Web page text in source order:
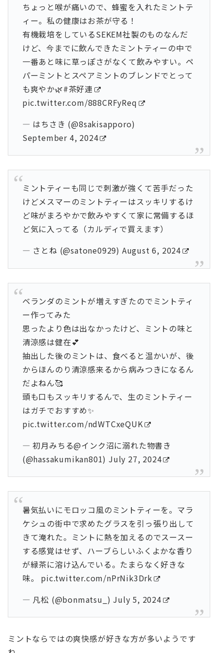
ちょっと喉が痛いので、蜂蜜を入れたミントテ
ィー。私の健康はお茶が守る！
有機栽培をしているSEKEM社製のものなんだ
けど、今までに飲んできたミントティーの中で
一番あと味に草っぽさがなくて飲みやすい。ペ
パーミントとスペアミントのブレンドでとって
も爽やか🌿#茶好連
pic.twitter.com/888CRFyReq
— はちさき (@8sakisapporo)
September 4, 2024
ミントティーも同じで刺激が強くて苦手だった
けどメスマーのミントティーはスッキリするけ
ど味がまろやかで飲みやすくて家に常備するほ
ど気に入ってる（カルディで買えます）
— さとね (@satone0929) August 6, 2024
ベランダのミントが増えすぎたのでミントティ
ー作ってみた
思ったより色は出なかったけど、ミントの味と
清涼感は健在💕
抽出した後のミントは、食べると温かいが、後
からほんのり清涼感来るから病みつきになるん
だよねん🥰
頭も口もスッキリするんで、生のミントティー
はガチでおすすめ✨
pic.twitter.com/ndWTCxeQUK
— 初月みちる@インク沼に溺れた物書き
(@hassakumikan801) July 27, 2024
暑気払いにモロッコ風のミントティーを。マラ
ケシュの街中で求めたグラスを引っ張り出して
きて淹れた。ミントに熱を加えるのでスースー
する感覚はせず、ハーブらしいふくよかな香り
が緑茶に溶け込んでいる。たまらなく好きな
味。 pic.twitter.com/nPrNik3Drk
— 凡松 (@bonmatsu_) July 5, 2024
ミントならではの爽快感が好きな方が多いようです